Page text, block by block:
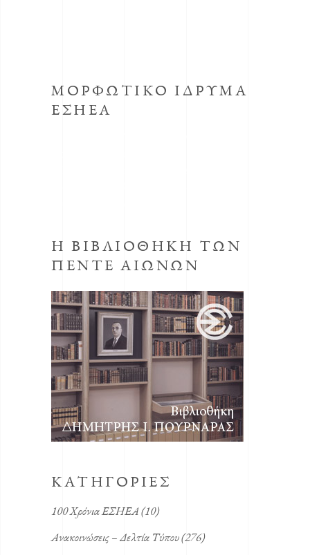
ΜΟΡΦΩΤΙΚΟ ΙΔΡΥΜΑ
ΕΣΗΕΑ
Η ΒΙΒΛΙΟΘΗΚΗ ΤΩΝ
ΠΕΝΤΕ ΑΙΩΝΩΝ
KΑΤΗΓΟΡΙΕΣ
100 Χρόνια ΕΣΗΕΑ(10)
Ανακοινώσεις – Δελτία Τύπου(276)